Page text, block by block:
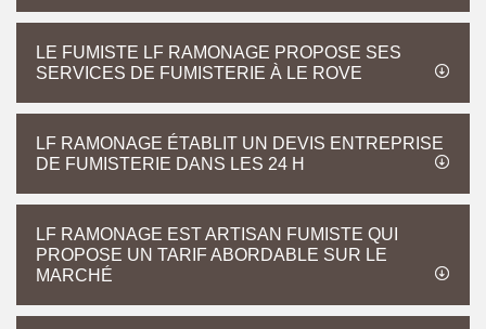
LE FUMISTE LF RAMONAGE PROPOSE SES
SERVICES DE FUMISTERIE À LE ROVE
LF RAMONAGE ÉTABLIT UN DEVIS ENTREPRISE
DE FUMISTERIE DANS LES 24 H
LF RAMONAGE EST ARTISAN FUMISTE QUI
PROPOSE UN TARIF ABORDABLE SUR LE
MARCHÉ